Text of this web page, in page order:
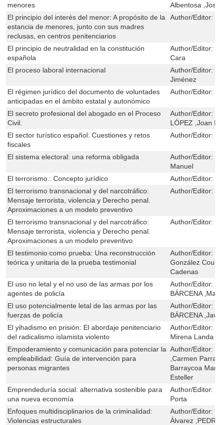
menores
Albentosa
El principio del interés del menor: A propósito de la
estancia de menores, junto con sus madres
reclusas, en centros penitenciarios
Author/Editor:
El principio de neutralidad en la constitución
española
Author/Editor:
Cara
El proceso laboral internacional
Author/Editor:
Jiménez
El régimen jurídico del documento de voluntades
anticipadas en el ámbito estatal y autonómico
Author/Editor:
El secreto profesional del abogado en el Proceso
Civil.
Author/Editor:
LÓPEZ ,Joan
El sector turístico español: Cuestiones y retos
fiscales
Author/Editor:
El sistema electoral: una reforma obligada Author/Editor:
Manuel
El terrorismo.: Concepto jurídico
Author/Editor:
El terrorismo transnacional y del narcotráfico:
Mensaje terrorista, violencia y Derecho penal.
Aproximaciones a un modelo preventivo
Author/Editor:
El terrorismo transnacional y del narcotráfico:
Mensaje terrorista, violencia y Derecho penal.
Aproximaciones a un modelo preventivo
Author/Editor:
El testimonio como prueba: Una reconstrucción
teórica y unitaria de la prueba testimonial
Author/Editor:
González
Cadenas
El uso no letal y el no uso de las armas por los
agentes de policía
Author/Editor:
BÁRCENA
El uso potencialmente letal de las armas por las
fuerzas de policía
Author/Editor:
BÁRCENA
El yihadismo en prisión: El abordaje penitenciario
del radicalismo islamista violento
Author/Editor:
Mirena Landa
Empoderamiento y comunicación para potenciar la
empleabilidad: Guía de intervención para
personas migrantes
Author/Editor:
,Carmen Parra
Barraycoa
Esteller
Emprendeduría social: alternativa sostenible para
una nueva economía
Author/Editor:
Porta
Enfoques multidisciplinarios de la criminalidad:
Violencias estructurales
Author/Editor:
Álvarez